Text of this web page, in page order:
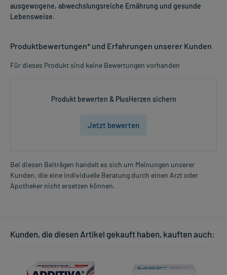
ausgewogene, abwechslungsreiche Ernährung und gesunde
Lebensweise.
Produktbewertungen* und Erfahrungen unserer Kunden
Für dieses Produkt sind keine Bewertungen vorhanden
Produkt bewerten & PlusHerzen sichern
Jetzt bewerten
Bei diesen Beiträgen handelt es sich um Meinungen unserer
Kunden, die eine individuelle Beratung durch einen Arzt oder
Apotheker nicht ersetzen können.
Kunden, die diesen Artikel gekauft haben, kauften auch: